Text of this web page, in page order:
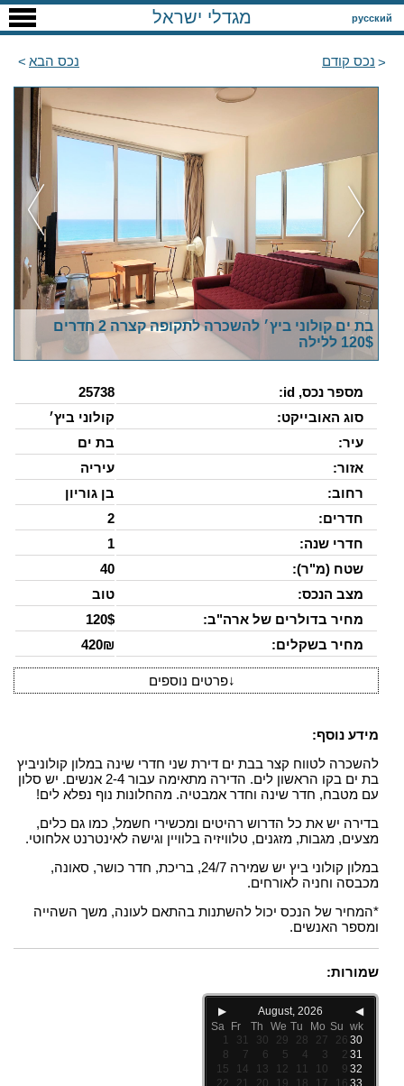
русский מגדלי ישראל
נכס קודם נכס הבא
בת ים קולוני ביץ׳ להשכרה לתקופה קצרה 2 חדרים
120$ ללילה
מספר נכס, id:
25738
סוג האובייקט:
קולוני ביץ׳
עיר:
בת ים
אזור:
עיריה
רחוב:
בן גוריון
חדרים:
2
חדרי שנה:
1
שטח (מ"ר):
40
מצב הנכס:
טוב
מחיר בדולרים של ארה"ב:
120$
מחיר בשקלים:
420₪
↓פרטים נוספים
מידע נוסף:
להשכרה לטווח קצר בבת ים דירת שני חדרי שינה במלון קולוניביץ
בת ים בקו הראשון לים. הדירה מתאימה עבור 2-4 אנשים. יש סלון
עם מטבח, חדר שינה וחדר אמבטיה. מהחלונות נוף נפלא לים!
בדירה יש את כל הדרוש רהיטים ומכשירי חשמל, כמו גם כלים,
מצעים, מגבות, מזגנים, טלוויזיה בלוויין וגישה לאינטרנט אלחוטי.
במלון קולוני ביץ יש שמירה 24/7, בריכת, חדר כושר, סאונה,
מכבסה וחניה לאורחים.
*המחיר של הנכס יכול להשתנות בהתאם לעונה, משך השהייה
ומספר האנשים.
שמורות:
◀
August, 2026
▶
wk
Su
Mo
Tu
We
Th
Fr
Sa
30
26
27
28
29
30
31
1
31
2
3
4
5
6
7
8
32
9
10
11
12
13
14
15